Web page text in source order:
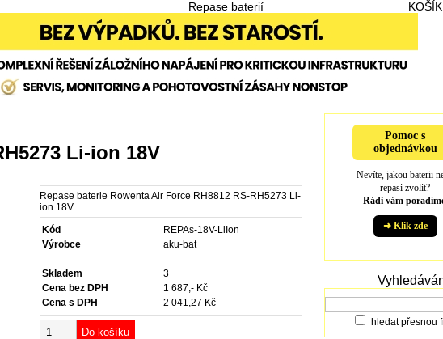
Repase baterií KOŠÍK
Li-ion 18V
Repase baterie Rowenta Air Force RH8812 RS-RH5273 Li-
ion 18V
Kód
REPAs-18V-LiIon
Výrobce
aku-bat
Skladem
3
Cena bez DPH
1 687,- Kč
Cena s DPH
2 041,27 Kč
Do košíku
Pomoc s
objednávkou
Nevíte, jakou baterii
repasi zvolit?
Rádi vám
➜ Klik zde
hledat přesnou